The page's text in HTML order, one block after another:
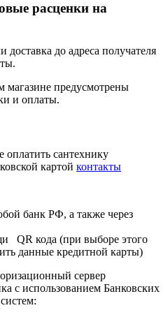
расценки на
доставка до адреса получателя
магазине предусмотрены
и оплаты.
сантехнику
картой контакты
банк РФ, а также через
QR кода (при выборе этого
данные кредитной карты)
сервер
с использованием Банковских